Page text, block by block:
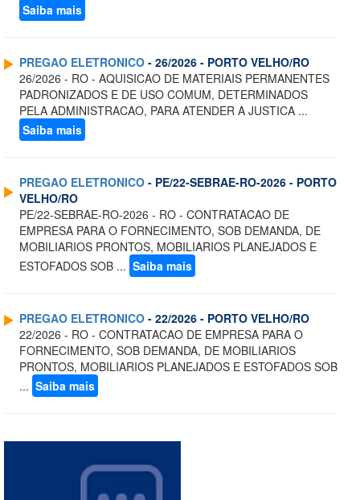
Saiba mais
PREGAO ELETRONICO - 26/2026 - PORTO VELHO/RO
26/2026 - RO - AQUISICAO DE MATERIAIS PERMANENTES
PADRONIZADOS E DE USO COMUM, DETERMINADOS
PELA ADMINISTRACAO, PARA ATENDER A JUSTICA ...
Saiba mais
PREGAO ELETRONICO - PE/22-SEBRAE-RO-2026 - PORTO
VELHO/RO
PE/22-SEBRAE-RO-2026 - RO - CONTRATACAO DE
EMPRESA PARA O FORNECIMENTO, SOB DEMANDA, DE
MOBILIARIOS PRONTOS, MOBILIARIOS PLANEJADOS E
ESTOFADOS SOB ... Saiba mais
PREGAO ELETRONICO - 22/2026 - PORTO VELHO/RO
22/2026 - RO - CONTRATACAO DE EMPRESA PARA O
FORNECIMENTO, SOB DEMANDA, DE MOBILIARIOS
PRONTOS, MOBILIARIOS PLANEJADOS E ESTOFADOS SOB
... Saiba mais